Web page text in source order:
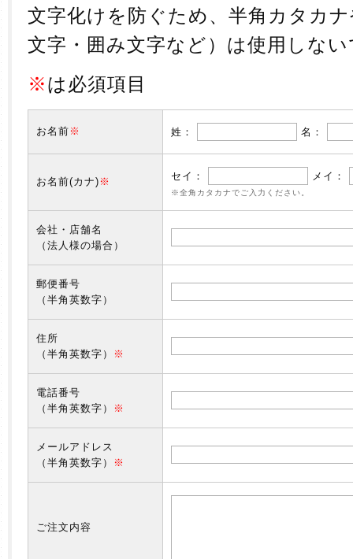
文字化けを防ぐため、半角カタカ
文字・囲み文字など）は使用しな
※は必須項目
お名前 ※ 姓： 名：
お名前(カナ) ※ セイ： メイ：
※全角カタカナでご入力ください。
会社・店舗名
（法人様の場合）
郵便番号
（半角英数字）
住所
（半角英数字）
※
電話番号
（半角英数字）
※
メールアドレス
（半角英数字）
※
ご注文内容